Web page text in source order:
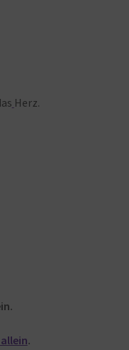
Herz.
.